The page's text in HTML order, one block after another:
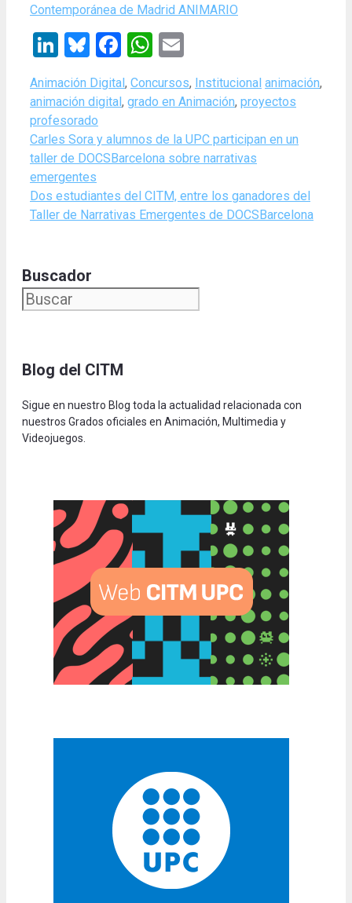
Contemporánea de Madrid ANIMARIO
LinkedIn
Bluesky
Facebook
WhatsApp
Categories
Animación Digital , Concursos, Institucional Tags
animación,
animación digital , grado en Animación, proyectos
profesorado
Carles Sora y alumnos de la UPC participan en un
taller de DOCSBarcelona sobre narrativas
emergentes
Dos estudiantes del CITM, entre los ganadores del
Taller de Narrativas Emergentes de DOCSBarcelona
Buscador
Blog del CITM
Sigue en nuestro Blog toda la actualidad relacionada con
nuestros Grados oficiales en Animación, Multimedia y
Videojuegos.